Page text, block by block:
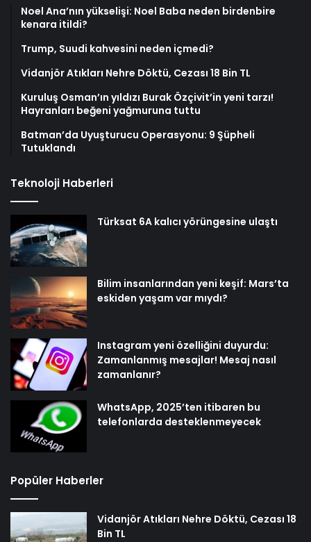
Noel Ana’nın yükselişi: Noel Baba neden birdenbire
kenara itildi?
Trump, Suudi kahvesini neden içmedi?
Vidanjör Atıkları Nehre Döktü, Cezası 18 Bin TL
Kuruluş Osman’ın yıldızı Burak Özçivit’in yeni tarzı!
Hayranları beğeni yağmuruna tuttu
Batman’da Uyuşturucu Operasyonu: 9 Şüpheli
Tutuklandı
Teknoloji Haberleri
Türksat 6A kalıcı yörüngesine ulaştı
Bilim insanlarından yeni keşif: Mars’ta
eskiden yaşam var mıydı?
Instagram yeni özelliğini duyurdu:
Zamanlanmış mesajlar! Mesaj nasıl
zamanlanır?
WhatsApp, 2025’ten itibaren bu
telefonlarda desteklenmeyecek
Popüler Haberler
Vidanjör Atıkları Nehre Döktü, Cezası 18
Bin TL